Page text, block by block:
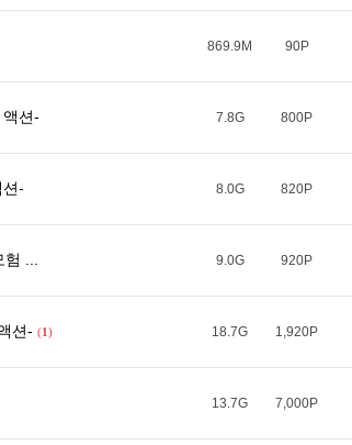
869.9M 90P
션- 7.8G 800P
- 8.0G 820P
... 9.0G 920P
션- (1) 18.7G 1,920P
13.7G 7,000P